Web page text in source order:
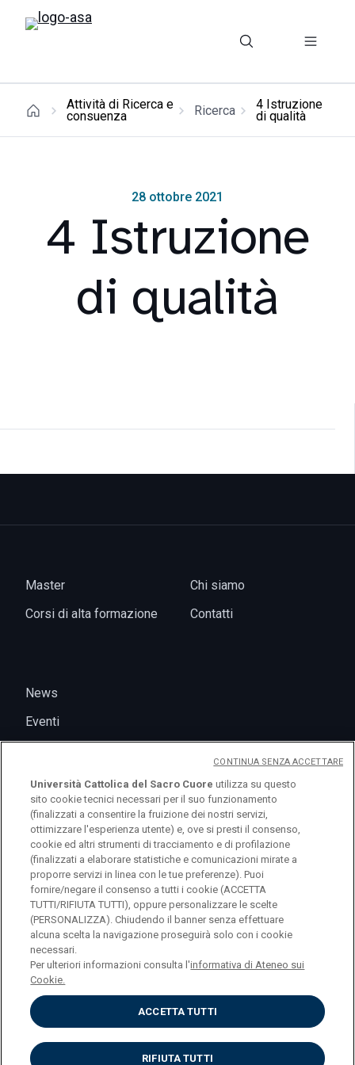
Attività di Ricerca e
consuenza Ricerca 4 Istruzione
di qualità
28 ottobre 2021
4 Istruzione
di qualità
Master
Corsi di alta formazione
Chi siamo
Contatti
News
Eventi
logo UC
© Università Cattolica del Sacro Cuore Largo A.
Gemelli 1, 20123 Milano PI 02133120150
Privacy
Impostazione dei cookies
Università Cattolica del Sacro Cuore utilizza su questo
sito cookie tecnici necessari per il suo funzionamento
(finalizzati a consentire la fruizione dei nostri servizi,
ottimizzare l'esperienza utente) e, ove si presti il consenso,
cookie ed altri strumenti di tracciamento e di profilazione
(finalizzati a elaborare statistiche e comunicazioni mirate a
proporre servizi in linea con le tue preferenze). Puoi
fornire/negare il consenso a tutti i cookie (ACCETTA
TUTTI/RIFIUTA TUTTI), oppure personalizzare le scelte
(PERSONALIZZA). Chiudendo il banner senza effettuare
alcuna scelta la navigazione proseguirà solo con i cookie
necessari.
Per ulteriori informazioni consulta l'informativa di Ateneo sui
Cookie.
ACCETTA TUTTI
RIFIUTA TUTTI
CONTINUA SENZA ACCETTARE